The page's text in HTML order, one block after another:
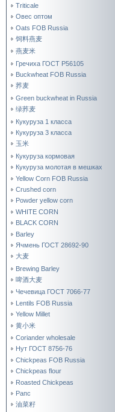
Triticale
Овес оптом
Oats FOB Russia
饲料燕麦
燕麦米
Гречиха ГОСТ Р56105
Buckwheat FOB Russia
荞麦
Green buckwheat in Russia
绿荞麦
Кукуруза 1 класса
Кукуруза 3 класса
玉米
Кукуруза кормовая
Кукуруза молотая в мешках
Yellow Corn FOB Russia
Crushed corn
Powder yellow corn
WHITE CORN
BLACK CORN
Barley
Ячмень ГОСТ 28692-90
大麦
Brewing Barley
啤酒大麦
Чечевица ГОСТ 7066-77
Lentils FOB Russia
Yellow Millet
黄小米
Coriander wholesale
Нут ГОСТ 8756-76
Chickpeas FOB Russia
Chickpeas flour
Roasted Chickpeas
Рапс
油菜籽